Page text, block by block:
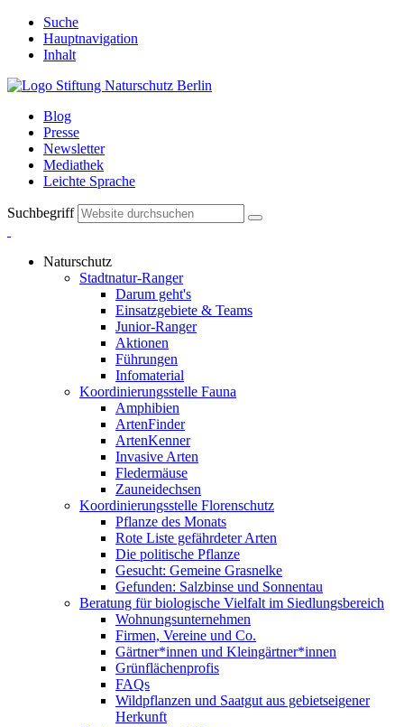
Suche
Hauptnavigation
Inhalt
Blog
Presse
Newsletter
Mediathek
Leichte Sprache
Suchbegriff
Naturschutz
Stadtnatur-Ranger
Darum geht's
Einsatzgebiete & Teams
Junior-Ranger
Aktionen
Führungen
Infomaterial
Koordinierungsstelle Fauna
Amphibien
ArtenFinder
ArtenKenner
Invasive Arten
Fledermäuse
Zauneidechsen
Koordinierungsstelle Florenschutz
Pflanze des Monats
Rote Liste gefährdeter Arten
Die politische Pflanze
Gesucht: Gemeine Grasnelke
Gefunden: Salzbinse und Sonnentau
Beratung für biologische Vielfalt im Siedlungsbereich
Wohnungsunternehmen
Firmen, Vereine und Co.
Gärtner*innen und Kleingärtner*innen
Grünflächenprofis
FAQs
Wildpflanzen und Saatgut aus gebietseigener
Herkunft